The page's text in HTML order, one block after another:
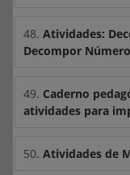
48. Atividades:
Decompor
49. Caderno
atividades para
50. Atividades de